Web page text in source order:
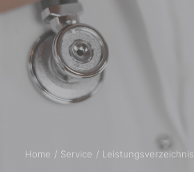
Home Service Leistungsverzeichnis